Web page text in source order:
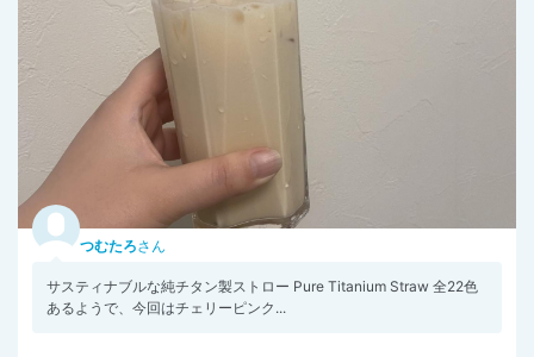
つむたろさん
サスティナブルな純チタン製ストロー Pure Titanium Straw 全22色
あるようで、今回はチェリーピンク...